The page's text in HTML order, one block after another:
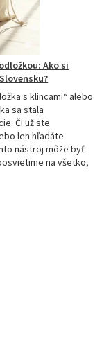
Ako si
s klincami“ alebo
sa stala
Či už ste
len hľadáte
nástroj môže byť
na všetko,